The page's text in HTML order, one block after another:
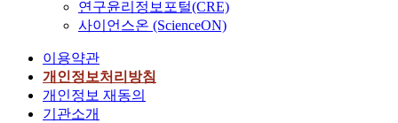
연구윤리정보포털(CRE)
사이언스온 (ScienceON)
이용약관
개인정보처리방침
개인정보 재동의
기관소개